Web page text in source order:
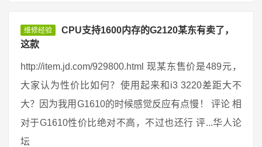
维修经验
CPU支持1600内存的G2120某东有卖了，
这款
http://item.jd.com/929800.html 现某东售价是489元，
大家认为性价比如何？使用起来和i3 3220差距大不
大？因为我用G1610的时候感觉反应有点慢！ 评论 相
对于G1610性价比绝对不高，不过也还行 评...华人论
坛